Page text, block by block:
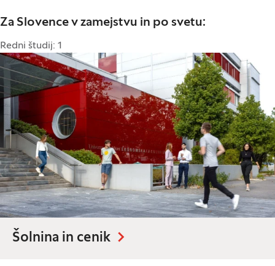
Za Slovence v zamejstvu in po svetu:
Redni študij: 1
Šolnina in cenik